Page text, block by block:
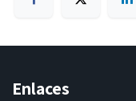
Enlaces